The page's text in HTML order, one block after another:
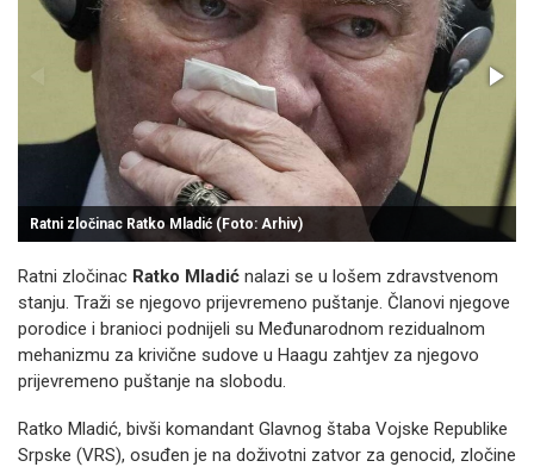
Ratni zločinac Ratko Mladić (Foto: Arhiv)
Ratni zločinac Ratko Mladić nalazi se u lošem zdravstvenom
stanju. Traži se njegovo prijevremeno puštanje. Članovi njegove
porodice i branioci podnijeli su Međunarodnom rezidualnom
mehanizmu za krivične sudove u Haagu zahtjev za njegovo
prijevremeno puštanje na slobodu.
Ratko Mladić, bivši komandant Glavnog štaba Vojske Republike
Srpske (VRS), osuđen je na doživotni zatvor za genocid, zločine